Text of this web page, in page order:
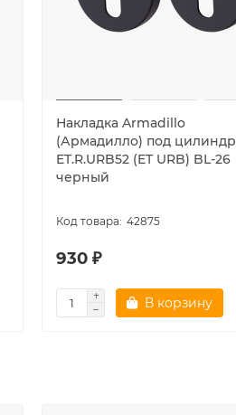
Накладка Armadillo
(Армадилло) под цилиндр
ET.R.URB52 (ET URB) BL-26
черный
42875
930 ₽
В корзину